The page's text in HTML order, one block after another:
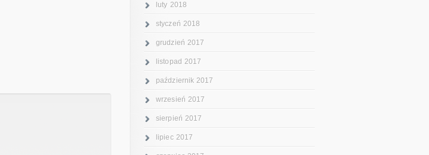
luty 2018
styczeń 2018
grudzień 2017
listopad 2017
październik 2017
wrzesień 2017
sierpień 2017
lipiec 2017